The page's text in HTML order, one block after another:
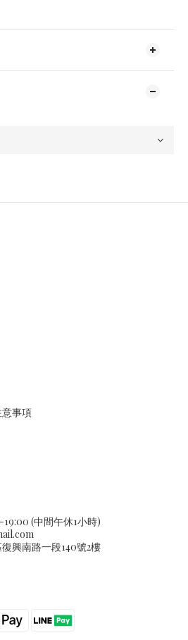
事項
(中間午休1小時)
興南路一段140號2樓